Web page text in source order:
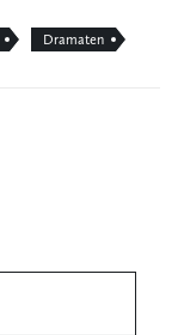
Dramaten